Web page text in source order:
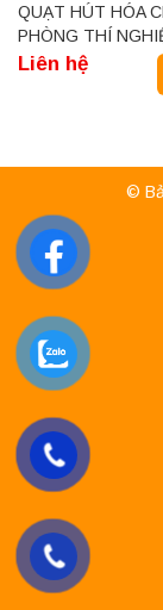
QUẠT HÚT HÓA
PHÒNG THÍ
200 (LX-200)
Liên hệ
©